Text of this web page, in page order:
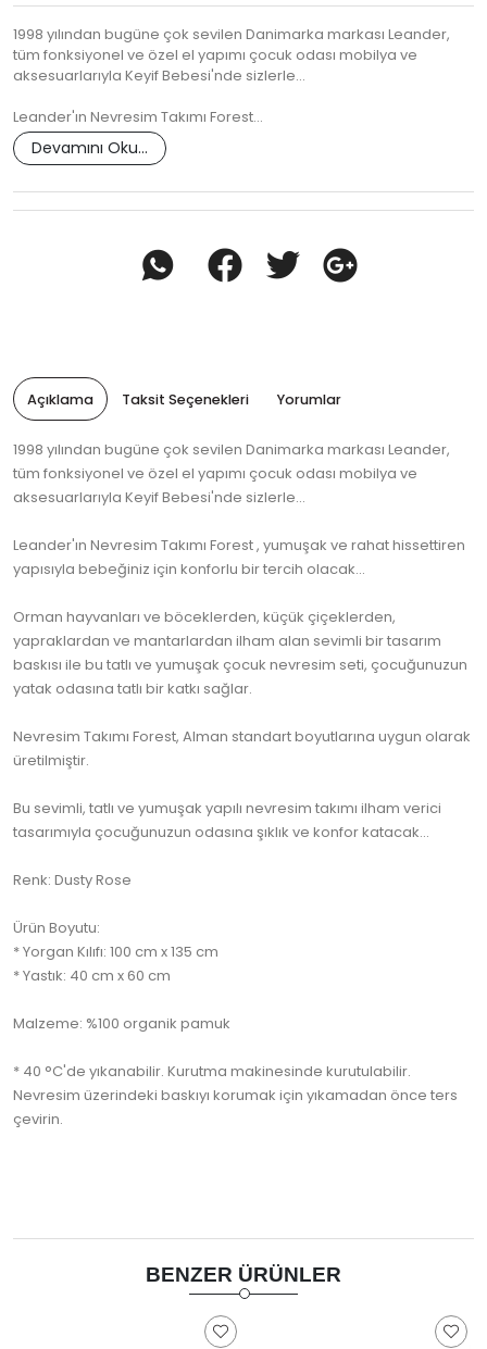
1998 yılından bugüne çok sevilen Danimarka markası Leander,
tüm fonksiyonel ve özel el yapımı çocuk odası mobilya ve
aksesuarlarıyla Keyif Bebesi'nde sizlerle...
Leander'ın Nevresim Takımı Forest…
Devamını Oku...
Açıklama Taksit Seçenekleri Yorumlar
1998 yılından bugüne çok sevilen Danimarka markası Leander,
tüm fonksiyonel ve özel el yapımı çocuk odası mobilya ve
aksesuarlarıyla Keyif Bebesi'nde sizlerle...
Leander'ın Nevresim Takımı Forest , yumuşak ve rahat hissettiren
yapısıyla bebeğiniz için konforlu bir tercih olacak...
Orman hayvanları ve böceklerden, küçük çiçeklerden,
yapraklardan ve mantarlardan ilham alan sevimli bir tasarım
baskısı ile bu tatlı ve yumuşak çocuk nevresim seti, çocuğunuzun
yatak odasına tatlı bir katkı sağlar.
Nevresim Takımı Forest, Alman standart boyutlarına uygun olarak
üretilmiştir.
Bu sevimli, tatlı ve yumuşak yapılı nevresim takımı ilham verici
tasarımıyla çocuğunuzun odasına şıklık ve konfor katacak...
Renk: Dusty Rose
Ürün Boyutu:
* Yorgan Kılıfı: 100 cm x 135 cm
* Yastık: 40 cm x 60 cm
Malzeme: %100 organik pamuk
* 40 °C'de yıkanabilir. Kurutma makinesinde kurutulabilir.
Nevresim üzerindeki baskıyı korumak için yıkamadan önce ters
çevirin.
BENZER ÜRÜNLER